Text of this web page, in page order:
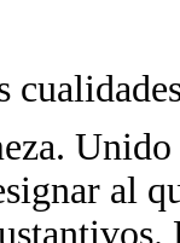
Unido
al